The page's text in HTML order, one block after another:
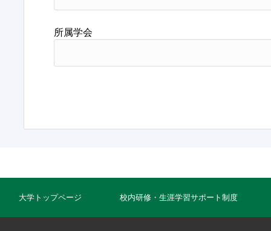
所属学会
大学トップページ 校内研修・生涯学習サポート制度